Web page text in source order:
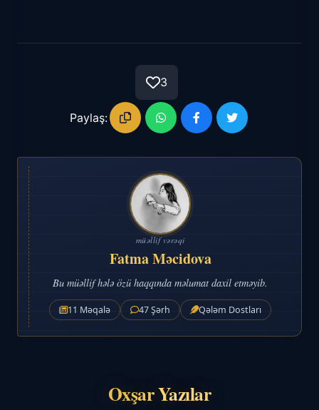
3
Paylaş:
müəllif vərəqi
Fatma Məcidova
Bu müəllif hələ özü haqqında məlumat daxil etməyib.
11 Məqalə 47 Şərh Qələm Dostları
Oxşar Yazılar